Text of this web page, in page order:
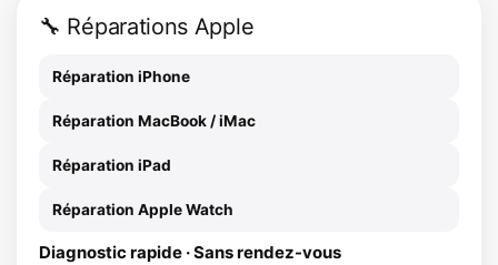
🔧 Réparations Apple
Réparation iPhone
Réparation MacBook / iMac
Réparation iPad
Réparation Apple Watch
Diagnostic rapide · Sans rendez-vous